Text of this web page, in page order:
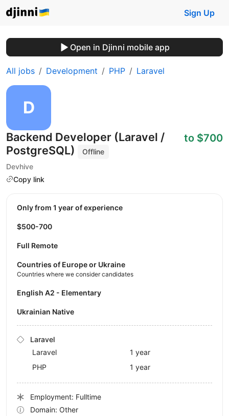
Sign Up
Open in Djinni mobile app
All jobs Development PHP Laravel
Backend Developer (Laravel /
PostgreSQL)
Offline
Devhive
Copy link
to $700
Only from 1 year of experience
$500-700
Full Remote
Countries of Europe or Ukraine
Countries where we consider candidates
English A2 - Elementary
Ukrainian Native
Laravel
Laravel
1 year
PHP
1 year
Employment: Fulltime
Domain: Other